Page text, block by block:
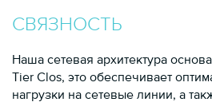
СВЯЗНОСТЬ
Наша сетевая архитектура
Tier Clos, это обеспечивает
нагрузки на сетевые линии, а